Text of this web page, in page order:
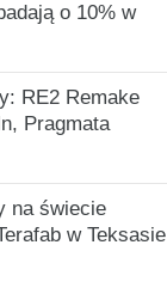
o 10% w
RE2 Remake
Pragmata
na świecie
w Teksasie